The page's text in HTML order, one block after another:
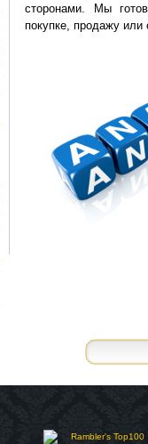
сторонами. Мы
покупке, продажу